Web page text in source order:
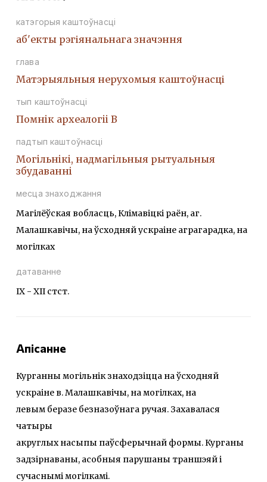
катэгорыя каштоўнасці
аб'екты рэгіянальнага значэння
глава
Матэрыяльныя нерухомыя каштоўнасці
тып каштоўнасці
Помнiк археалогii В
падтып каштоўнасці
Могiльнiкi, надмагiльныя рытуальныя
збудаваннi
месца знаходжання
Магілёўская вобласць, Клімавіцкі раён, аг.
Малашкавічы, на ўсходняй ускраіне аграгарадка, на
могілках
датаванне
IX - XII стст.
Апісанне
Курганны могільнік знаходзіцца на ўсходняй
ускраіне в. Малашкавічы, на могілках, на
левым беразе безназоўнага ручая. Захавалася
чатыры
акруглых насыпы паўсферычнай формы. Курганы
задзірнаваны, асобныя парушаны траншэяй і
сучаснымі могілкамі.